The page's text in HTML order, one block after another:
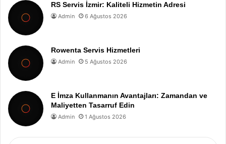
RS Servis İzmir: Kaliteli Hizmetin Adresi
Admin 6 Ağustos 2026
Rowenta Servis Hizmetleri
Admin 5 Ağustos 2026
E İmza Kullanmanın Avantajları: Zamandan ve
Maliyetten Tasarruf Edin
Admin 1 Ağustos 2026